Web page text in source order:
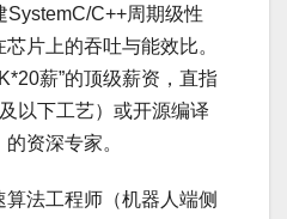
C++周期级性
片上的吞吐与能效比。
薪”的顶级薪资，直指
以下工艺）或开源编译
资深专家。
法工程师（机器人端侧